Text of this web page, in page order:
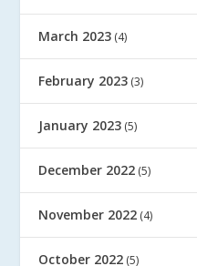
March 2023 (4)
February 2023 (3)
January 2023 (5)
December 2022 (5)
November 2022 (4)
October 2022 (5)